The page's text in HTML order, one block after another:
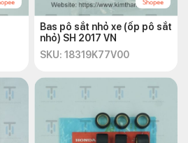
Bas pô sắt nhỏ xe (ốp pô sắt
nhỏ) SH 2017 VN
SKU: 18319K77V00